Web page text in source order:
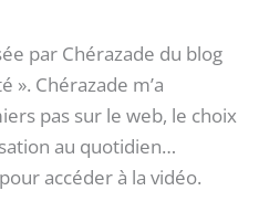
par Chérazade du blog
». Chérazade m’a
pas sur le web, le choix
au quotidien…
accéder à la vidéo.